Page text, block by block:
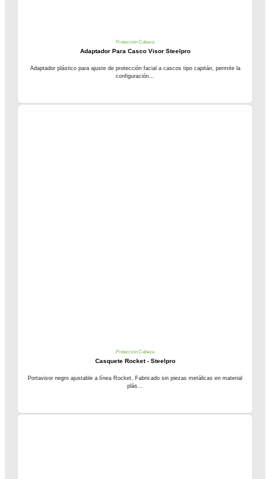
Protección Cabeza
Adaptador Para Casco Visor Steelpro
Adaptador plástico para ajuste de protección facial a cascos tipo capitán, permite la
configuración...
Protección Cabeza
Casquete Rocket - Steelpro
Portavisor negro ajustable a línea Rocket. Fabricado sin piezas metálicas en material
plás...